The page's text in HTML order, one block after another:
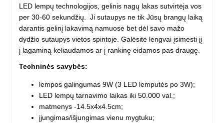
LED lempų technologijos, gelinis nagų lakas sutvirtėja vos
per 30-60 sekundžių. Ji sutaupys ne tik Jūsų brangų laiką
darantis gelinį lakavimą namuose bet dėl savo mažo
dydžio sutaupys vietos spintoje. Galėsite lengvai įsimesti jį
į lagaminą keliaudamos ar į rankinę eidamos pas draugę.
Techninės savybės:
lempos galingumas 9W (3 LED lemputės po 3W);
LED lempų tarnavimo laikas iki 50.000 val.;
matmenys -14.5x4x4.5cm;
įjungimas/išjungimas vienu mygtuku;